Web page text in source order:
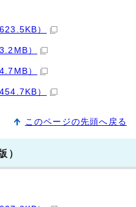
）
）
）
）
このページの先頭へ戻る
）